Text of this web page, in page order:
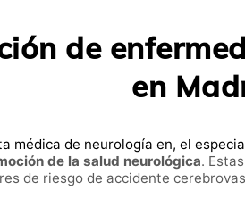
de
en
médica de neurología en, el
de la salud neurológica.
de riesgo de accidente